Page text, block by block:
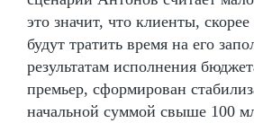
это значит, что клиенты,
будут тратить время на его
результатам исполнения
премьер, сформирован
начальной суммой свыше 100